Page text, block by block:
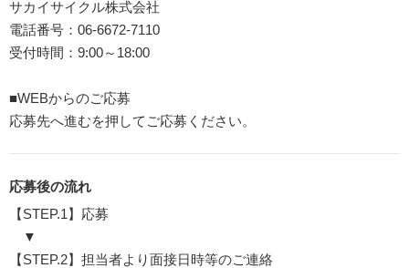
サカイサイクル株式会社
電話番号：06-6672-7110
受付時間：9:00～18:00
■WEBからのご応募
応募先へ進むを押してご応募ください。
応募後の流れ
【STEP.1】応募
▼
【STEP.2】担当者より面接日時等のご連絡